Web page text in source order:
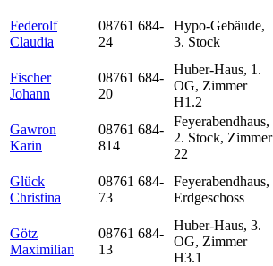
Federolf
Claudia
08761 684-
24
Hypo-Gebäude,
3. Stock
Fischer
Johann
08761 684-
20
Huber-Haus, 1.
OG, Zimmer
H1.2
Gawron
Karin
08761 684-
814
Feyerabendhaus,
2. Stock, Zimmer
22
Glück
Christina
08761 684-
73
Feyerabendhaus,
Erdgeschoss
Götz
Maximilian
08761 684-
13
Huber-Haus, 3.
OG, Zimmer
H3.1